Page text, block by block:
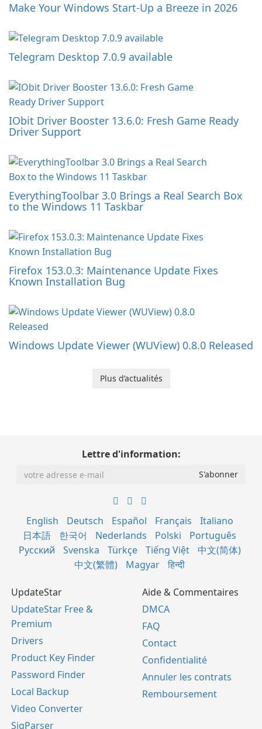
Make Your Windows Start-Up a Breeze in 2026
Telegram Desktop 7.0.9 available
IObit Driver Booster 13.6.0: Fresh Game Ready
Driver Support
EverythingToolbar 3.0 Brings a Real Search Box
to the Windows 11 Taskbar
Firefox 153.0.3: Maintenance Update Fixes
Known Installation Bug
Windows Update Viewer (WUView) 0.8.0 Released
Plus d’actualités
Lettre d'information:
English Deutsch Español Français
Italiano
日本語
한국어 Nederlands Polski
Português
Русский
Svenska Türkçe Tiếng Việt
中文(简体)
中文(繁體)
Magyar हिन्दी
UpdateStar
UpdateStar Free &
Premium
Drivers
Product Key Finder
Password Finder
Local Backup
Video Converter
SigParser
Aide & Commentaires
DMCA
FAQ
Contact
Confidentialité
Annuler les contrats
Remboursement